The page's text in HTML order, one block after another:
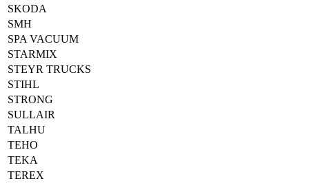
SKODA
SMH
SPA VACUUM
STARMIX
STEYR TRUCKS
STIHL
STRONG
SULLAIR
TALHU
TEHO
TEKA
TEREX